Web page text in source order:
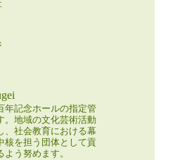
年記念ホールの指定管
。地域の文化芸術活動
、社会教育における幕
核を担う団体として貢
う努めます。